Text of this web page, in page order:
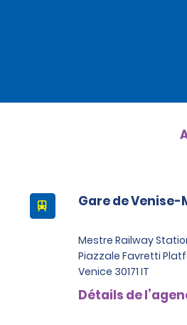
Gare de Venise-
Mestre Railway
Piazzale Favretti
Venice 30171 IT
Détails de